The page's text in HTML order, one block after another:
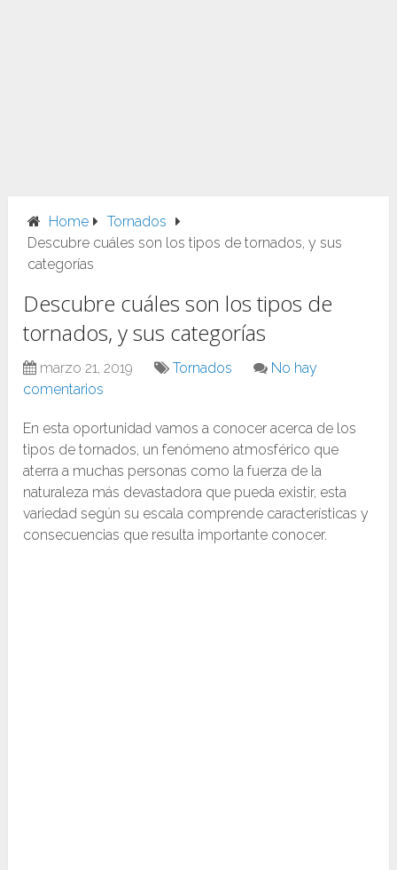
Home
Tornados
Descubre cuáles son los tipos de tornados, y sus
categorías
Descubre cuáles son los tipos de
tornados, y sus categorías
marzo 21, 2019 Tornados
No hay
comentarios
En esta oportunidad vamos a conocer acerca de los
tipos de tornados, un fenómeno atmosférico que
aterra a muchas personas como la fuerza de la
naturaleza más devastadora que pueda existir, esta
variedad según su escala comprende características y
consecuencias que resulta importante conocer.